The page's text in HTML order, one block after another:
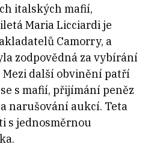
italských mafií,
Maria Licciardi je
Camorry, a
zodpovědná za vybírání
Mezi další obvinění patří
s mafií, přijímání peněz
narušování aukcí. Teta
s jednosměrnou